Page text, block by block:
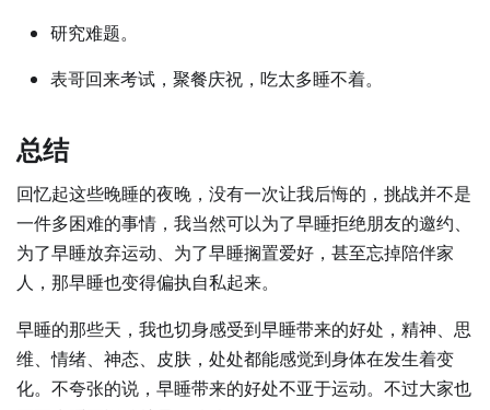
研究难题。
表哥回来考试，聚餐庆祝，吃太多睡不着。
总结
回忆起这些晚睡的夜晚，没有一次让我后悔的，挑战并不是
一件多困难的事情，我当然可以为了早睡拒绝朋友的邀约、
为了早睡放弃运动、为了早睡搁置爱好，甚至忘掉陪伴家
人，那早睡也变得偏执自私起来。
早睡的那些天，我也切身感受到早睡带来的好处，精神、思
维、情绪、神态、皮肤，处处都能感觉到身体在发生着变
化。不夸张的说，早睡带来的好处不亚于运动。不过大家也